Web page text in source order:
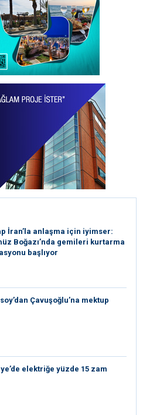
İran’la anlaşma için iyimser:
Boğazı’nda gemileri kurtarma
başlıyor
Çavuşoğlu’na mektup
elektriğe yüzde 15 zam